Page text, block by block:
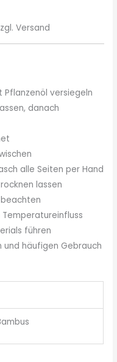
Versand
versiegeln
danach
alle Seiten per Hand
lassen
führen
und häufigen Gebrauch